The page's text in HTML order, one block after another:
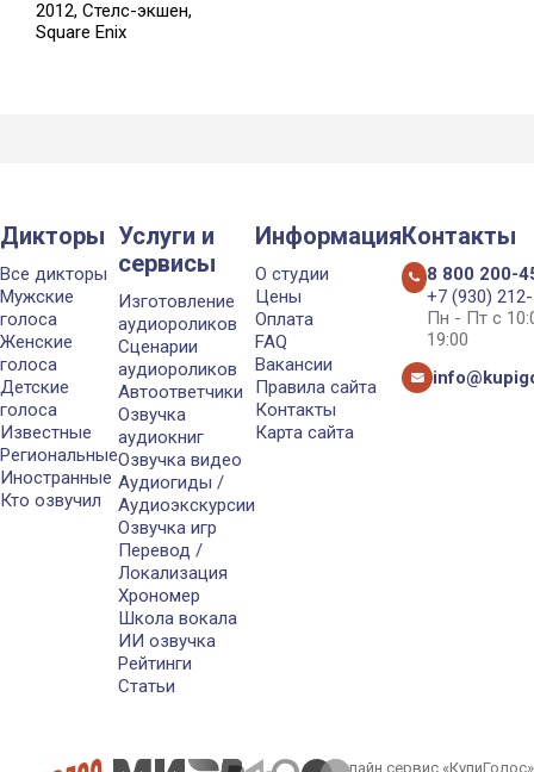
2012, Стелс-экшен,
Square Enix
Дикторы
Все дикторы
Мужские
голоса
Женские
голоса
Детские
голоса
Известные
Региональные
Иностранные
Кто озвучил
Услуги и
сервисы
Изготовление
аудиороликов
Сценарии
аудиороликов
Автоответчики
Озвучка
аудиокниг
Озвучка видео
Аудиогиды /
Аудиоэкскурсии
Озвучка игр
Перевод /
Локализация
Хрономер
Школа вокала
ИИ озвучка
Рейтинги
Статьи
Информация
О студии
Цены
Оплата
FAQ
Вакансии
Правила сайта
Контакты
Карта сайта
Контакты
8 800 200-
+7 (930)
Пн - Пт с
19:00
Онлайн сервис «КупиГолос»